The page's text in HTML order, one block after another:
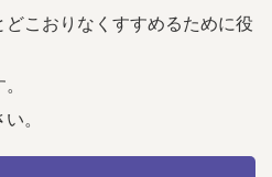
こおりなくすすめるために役
。